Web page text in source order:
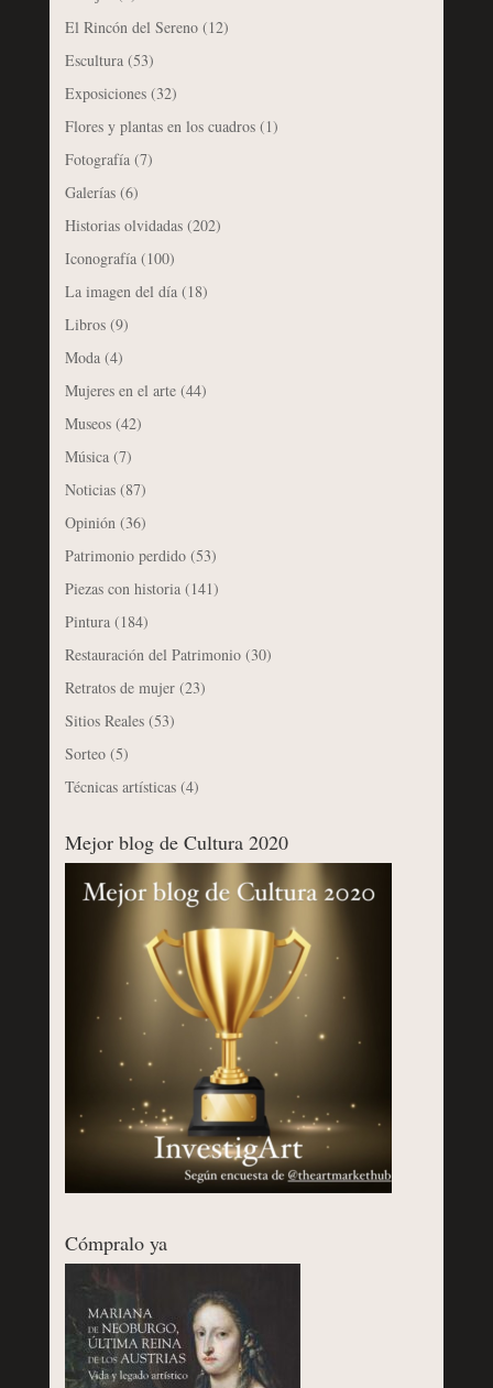
El Rincón del Sereno(12)
Escultura(53)
Exposiciones(32)
Flores y plantas en los cuadros(1)
Fotografía(7)
Galerías(6)
Historias olvidadas(202)
Iconografía(100)
La imagen del día(18)
Libros(9)
Moda(4)
Mujeres en el arte(44)
Museos(42)
Música(7)
Noticias(87)
Opinión (36)
Patrimonio perdido(53)
Piezas con historia(141)
Pintura(184)
Restauración del Patrimonio(30)
Retratos de mujer(23)
Sitios Reales(53)
Sorteo(5)
Técnicas artísticas(4)
Mejor blog de Cultura 2020
Cómpralo ya